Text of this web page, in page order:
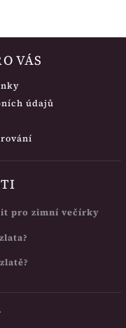
VÁS
údajů
pro zimní večírky